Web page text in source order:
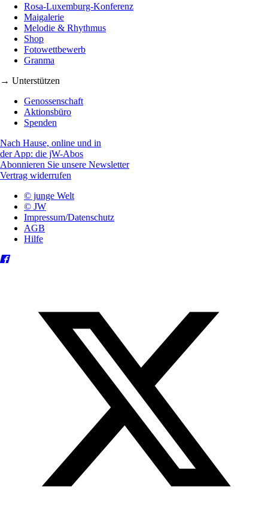
Rosa-Luxemburg-Konferenz
Maigalerie
Melodie & Rhythmus
Shop
Fotowettbewerb
Granma
→ Unterstützen
Genossenschaft
Aktionsbüro
Spenden
Nach Hause, online und in
der App: die jW-Abos
Abonnieren Sie unsere Newsletter
Vertrag widerrufen
© junge Welt
© JW
Impressum/Datenschutz
AGB
Hilfe